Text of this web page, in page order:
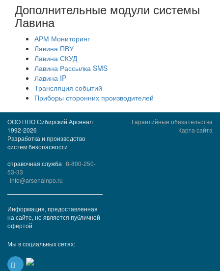
Дополнительные модули системы
Лавина
АРМ Мониторинг
Лавина ПВУ
Лавина СКУД
Лавина Рассылка SMS
Лавина IP
Трансляция событий
Приборы сторонних производителей
ООО НПО Сибирский Арсенал
1992-2026
Разработка и производство
систем безопасности
справочная служба 8-800-250-
53-33
info@arsenalnpo.ru
Информация, предоставленная
на сайте, не является публичной
офертой
Гарантийные обязательства
Карта сайта
Мы в социальных сетях: